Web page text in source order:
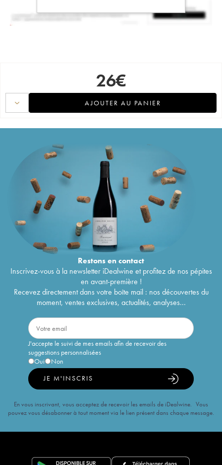
26€
AJOUTER AU PANIER
Restons encontact
Inscrivez-vous à la newsletter iDealwine et profitez de nos pépites
en avant-première !
Recevez directement dans votre boîte mail : nos découvertes du
moment, ventes exclusives, actualités, analyses...
J'accepte le suivi de mes emails afin de recevoir des
suggestions personnalisées
Oui
Non
JE M'INSCRIS
En vous inscrivant, vous acceptez de recevoir les emails de iDealwine. Vous
pouvez vous désabonner à tout moment via le lien présent dans chaque message.